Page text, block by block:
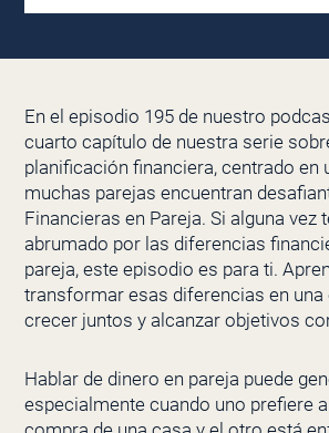
En el episodio 195 de nuestro
cuarto capítulo de nuestra serie
planificación financiera, centrado en
muchas parejas encuentran
Financieras en Pareja. Si alguna vez
abrumado por las diferencias
pareja, este episodio es para ti.
transformar esas diferencias en una
crecer juntos y alcanzar objetivos
Hablar de dinero en pareja puede
especialmente cuando uno prefiere